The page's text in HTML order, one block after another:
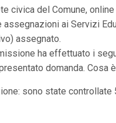
civica del Comune,
ai Servizi
assegnato.
ha effettuato i
domanda. Cosa
sono state